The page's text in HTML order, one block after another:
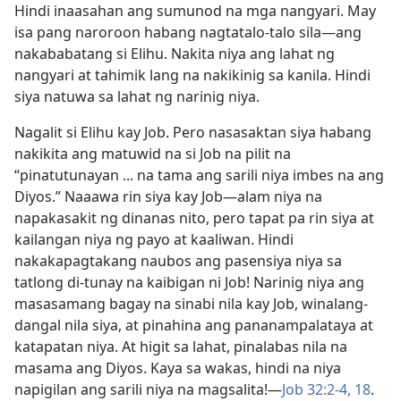
Hindi inaasahan ang sumunod na mga nangyari. May
isa pang naroroon habang nagtatalo-talo sila—ang
nakababatang si Elihu. Nakita niya ang lahat ng
nangyari at tahimik lang na nakikinig sa kanila. Hindi
siya natuwa sa lahat ng narinig niya.
Nagalit si Elihu kay Job. Pero nasasaktan siya habang
nakikita ang matuwid na si Job na pilit na
“pinatutunayan ... na tama ang sarili niya imbes na ang
Diyos.” Naaawa rin siya kay Job—alam niya na
napakasakit ng dinanas nito, pero tapat pa rin siya at
kailangan niya ng payo at kaaliwan. Hindi
nakakapagtakang naubos ang pasensiya niya sa
tatlong di-tunay na kaibigan ni Job! Narinig niya ang
masasamang bagay na sinabi nila kay Job, winalang-
dangal nila siya, at pinahina ang pananampalataya at
katapatan niya. At higit sa lahat, pinalabas nila na
masama ang Diyos. Kaya sa wakas, hindi na niya
napigilan ang sarili niya na magsalita!—Job 32:2-4, 18.